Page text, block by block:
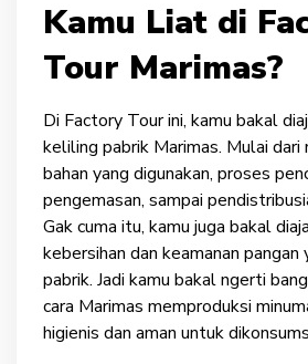
Kamu Liat di
Tour Marimas?
Di Factory Tour ini, kamu bakal
keliling pabrik Marimas. Mulai dari
bahan yang digunakan, proses
pengemasan, sampai
Gak cuma itu, kamu juga bakal
kebersihan dan keamanan pangan
pabrik. Jadi kamu bakal ngerti
cara Marimas memproduksi
higienis dan aman untuk